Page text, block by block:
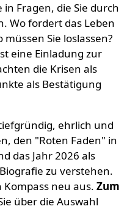
Fragen, die Sie durch
Wo fordert das Leben
Sie loslassen?
eine Einladung zur
die Krisen als
als Bestätigung
ehrlich und
den "Roten Faden" in
das Jahr 2026 als
zu verstehen.
neu aus. Zum
über die Auswahl